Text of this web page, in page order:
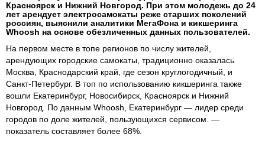
Красноярск и Нижний Новгород. При этом молодежь до 24
лет арендует электросамокаты реже старших поколений
россиян, выяснили аналитики МегаФона и кикшеринга
Whoosh на основе обезличенных данных пользователей.
На первом месте в топе регионов по числу жителей,
арендующих городские самокаты, традиционно оказалась
Москва, Краснодарский край, где сезон круглогодичный, и
Санкт-Петербург. В топ по использованию кикшеринга также
вошли Екатеринбург, Новосибирск, Красноярск и Нижний
Новгород. По данным Whoosh, Екатеринбург — лидер среди
городов по доле жителей, пользующихся сервисом. —
показатель составляет более 68%.